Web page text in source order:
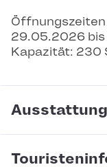
29.05.2026
Kapazität: 230
Ausstattung